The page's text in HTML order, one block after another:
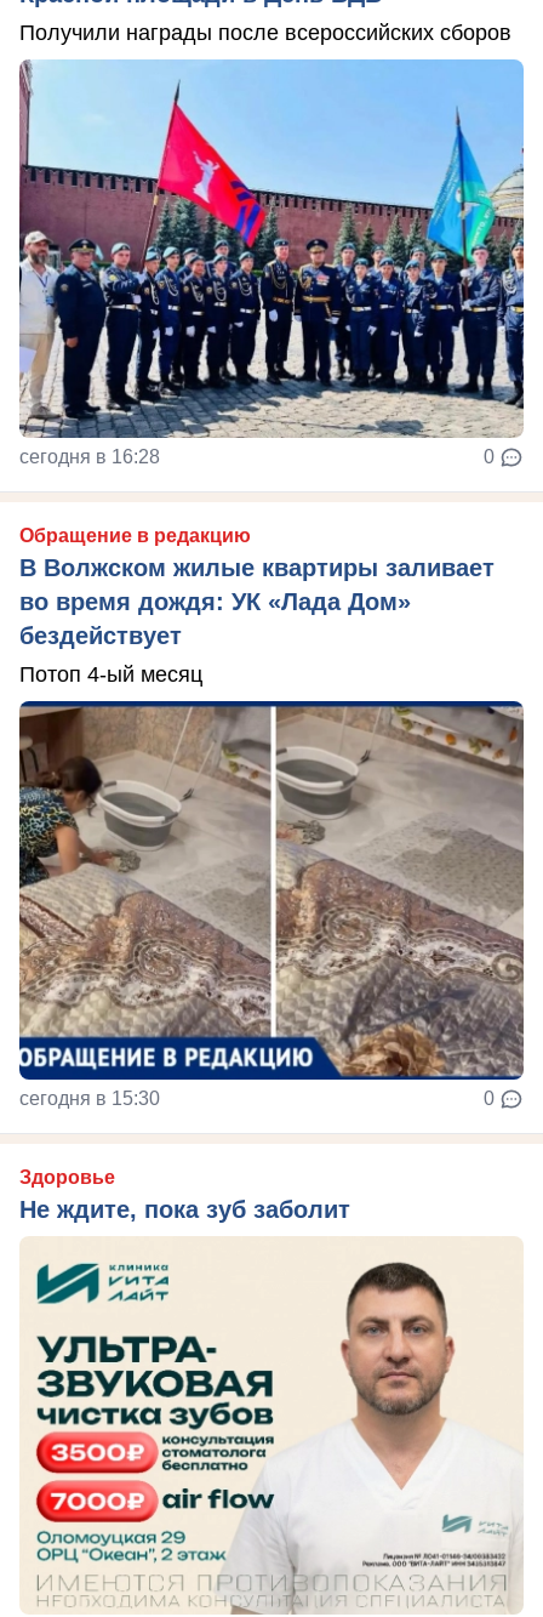
Получили награды после всероссийских сборов
сегодня в 16:28 0
Обращение в редакцию
В Волжском жилые квартиры заливает
во время дождя: УК «Лада Дом»
бездействует
Потоп 4-ый месяц
сегодня в 15:30 0
Здоровье
Не ждите, пока зуб заболит